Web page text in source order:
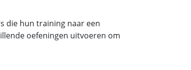
die hun training naar een
oefeningen uitvoeren om